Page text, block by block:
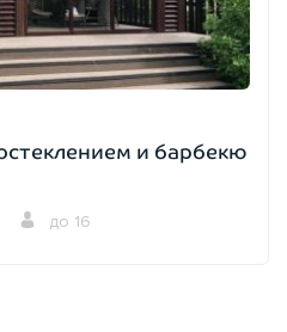
и барбекю
до 16